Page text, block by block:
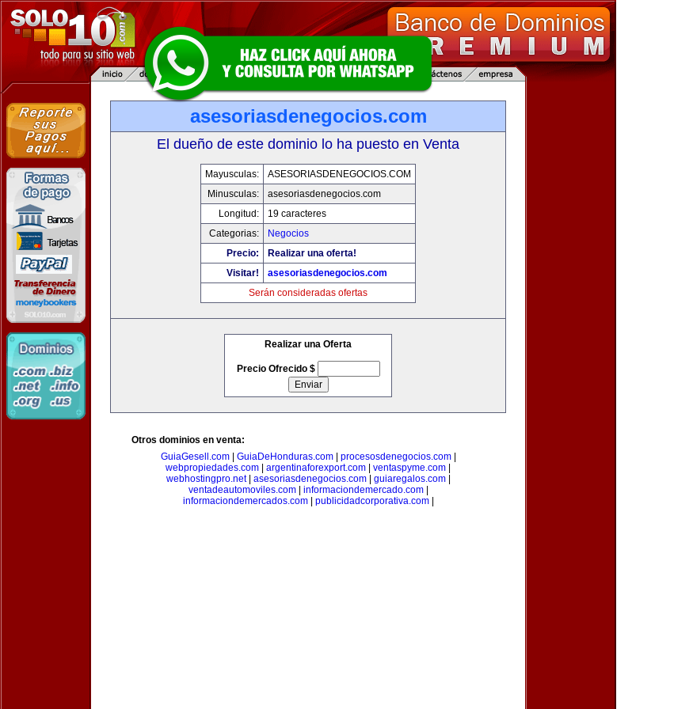
asesoriasdenegocios.com
El dueño de este dominio lo ha puesto en Venta
Mayusculas:
ASESORIASDENEGOCIOS.COM
Minusculas:
asesoriasdenegocios.com
Longitud:
19 caracteres
Categorias:
Negocios
Precio:
Realizar una oferta!
Visitar!
asesoriasdenegocios.com
Serán consideradas ofertas
Realizar una Oferta
Precio Ofrecido $
Otros dominios en venta:
GuiaGesell.com| GuiaDeHonduras.com| procesosdenegocios.com|
webpropiedades.com
argentinaforexport.com ventaspyme.com
webhostingpro.net| asesoriasdenegocios.com| guiaregalos.com|
ventadeautomoviles.com| informaciondemercado.com|
informaciondemercados.com| publicidadcorporativa.com|